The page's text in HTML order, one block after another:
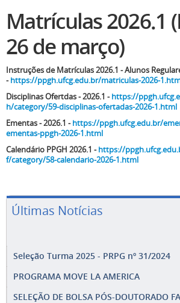
Matrículas 2026.1
26 de março)
Instruções de Matrículas 2026.1 - Alunos
-https://ppgh.ufcg.edu.br/matriculas-2026-
Disciplinas Ofertdas - 2026.1 -https://
h/category/59-disciplinas-ofertadas-2026-1.html
Ementas - 2026.1 -https://ppgh.ufcg.edu.br/
ementas-ppgh-2026-1.html
Calendário PPGH 2026.1 -https://
f/category/58-calendario-2026-1.html
Últimas Notícias
Seleção Turma 2025 - PRPG nº 31/2024
PROGRAMA MOVE LA AMERICA
SELEÇÃO DE BOLSA PÓS-DOUTORADO